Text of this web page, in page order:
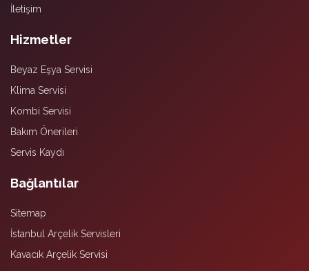
İletişim
Hizmetler
Beyaz Eşya Servisi
Klima Servisi
Kombi Servisi
Bakım Önerileri
Servis Kaydı
Bağlantılar
Sitemap
İstanbul Arçelik Servisleri
Kavacık Arçelik Servisi